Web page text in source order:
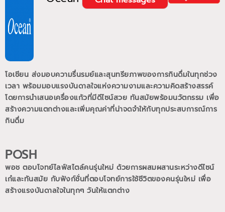
โอเชียน ส่งมอบความรื่นรมย์และสุนทรียภาพของการกินดื่มในทุกช่วง
เวลา พร้อมมอบแรงบันดาลใจแห่งความงามและความคิดสร้างสรรค์
โดยการนำเสนอเครื่องแก้วที่มีดีไซน์สวย ทันสมัยพร้อมนวัตกรรม เพื่อ
สร้างความแตกต่างและเพิ่มคุณค่าที่น่าจดจำให้กับทุกประสบการณ์การ
กินดื่ม
POSH
พอช ตอบโจทย์ไลฟ์สไตล์คนรุ่นใหม่ ด้วยการผสมผสานระหว่างดีไซน์
เก๋และทันสมัย กับฟังก์ชั่นที่ตอบโจทย์การใช้ชีวิตของคนรุ่นใหม่ เพื่อ
สร้างแรงบันดาลใจในทุกๆ วันให้แตกต่าง